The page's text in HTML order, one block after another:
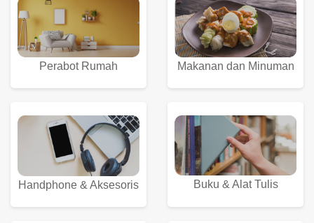
Perabot Rumah Makanan dan Minuman
Handphone & Aksesoris Buku & Alat Tulis